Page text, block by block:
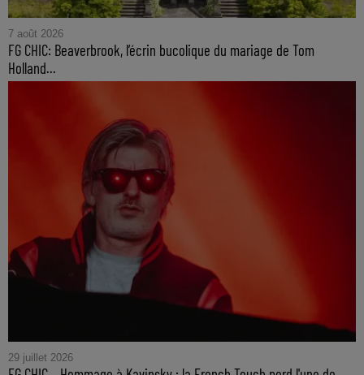
7 août 2026
FG CHIC: Beaverbrook, l’écrin bucolique du mariage de Tom
Holland...
29 juillet 2026